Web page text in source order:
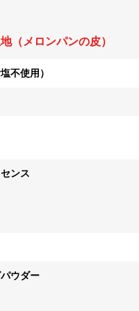
（メロンパンの皮）
不使用）
ンス
ウダー